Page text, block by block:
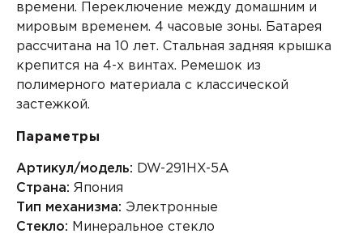
времени. Переключение между домашним и
мировым временем. 4 часовые зоны. Батарея
рассчитана на 10 лет. Стальная задняя крышка
крепится на 4-х винтах. Ремешок из
полимерного материала с классической
застежкой.
Параметры
Артикул/модель: DW-291HX-5A
Страна: Япония
Тип механизма: Электронные
Стекло: Минеральное стекло